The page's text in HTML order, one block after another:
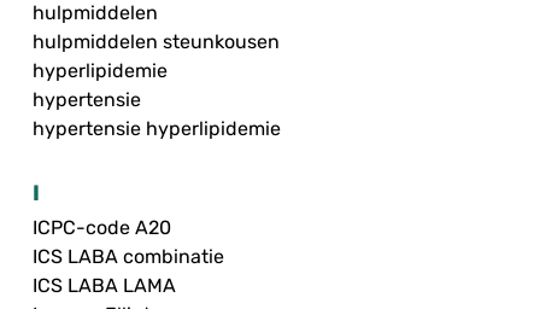
hulpmiddelen
hulpmiddelen steunkousen
hyperlipidemie
hypertensie
hypertensie hyperlipidemie
I
ICPC-code A20
ICS LABA combinatie
ICS LABA LAMA